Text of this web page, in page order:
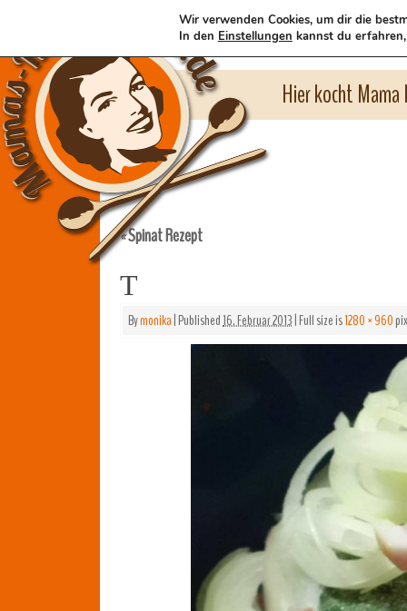
Hier kocht
«Spinat Rezept
T
Bymonika|Published16. Februar 2013|Full size is1280 × 960
Wir verwenden Cookies, um dir die
In den Einstellungen kannst du